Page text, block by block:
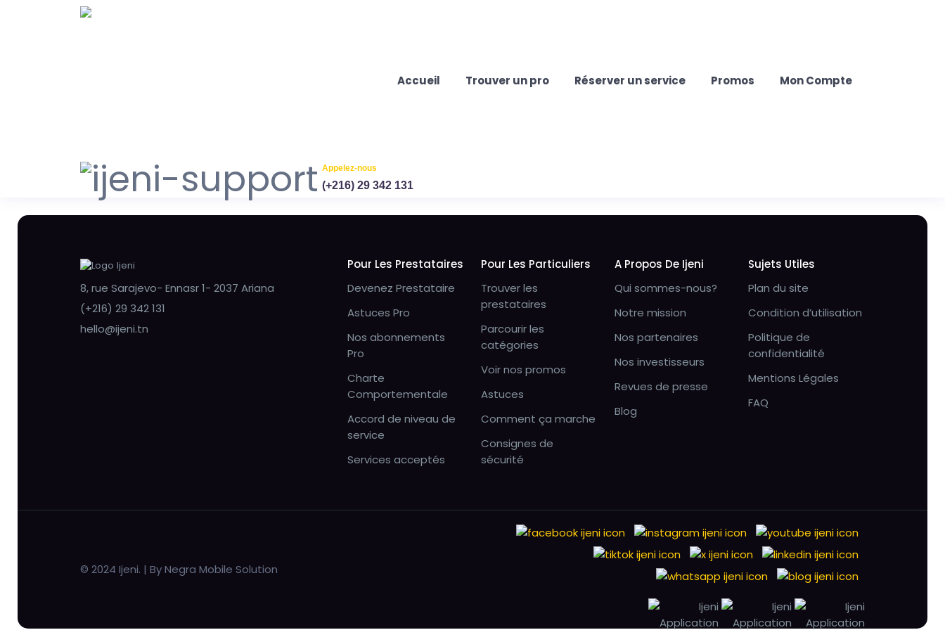
Accueil Trouver un pro Réserver un service Promos Mon Compte
Appelez-nous
(+216) 29 342 131
8, rue Sarajevo- Ennasr 1- 2037 Ariana
(+216) 29 342 131
hello@ijeni.tn
Pour Les Prestataires
Devenez Prestataire
Astuces Pro
Nos abonnements
Pro
Charte
Comportementale
Accord de niveau de
service
Services acceptés
Pour Les Particuliers
Trouver les
prestataires
Parcourir les
catégories
Voir nos promos
Astuces
Comment ça marche
Consignes de
sécurité
A Propos De Ijeni
Qui sommes-nous?
Notre mission
Nos partenaires
Nos investisseurs
Revues de presse
Blog
Sujets Utiles
Plan du site
Condition d’utilisation
Politique de
confidentialité
Mentions Légales
FAQ
© 2024 Ijeni. | By Negra Mobile Solution